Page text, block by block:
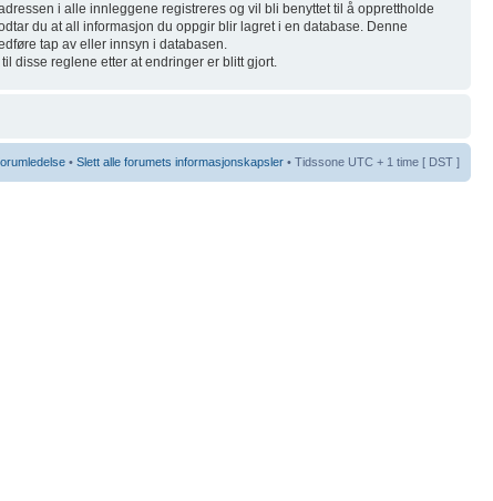
i alle innleggene registreres og vil bli benyttet til å opprettholde
du at all informasjon du oppgir blir lagret i en database. Denne
tap av eller innsyn i databasen.
disse reglene etter at endringer er blitt gjort.
• Slett alle forumets informasjonskapsler • Tidssone UTC + 1 time [ DST ]